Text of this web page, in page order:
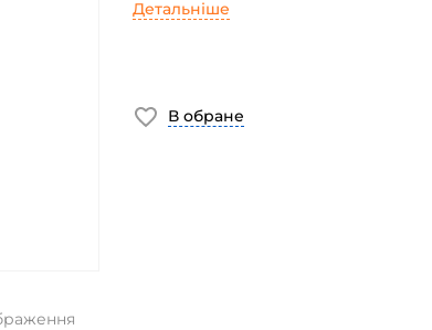
Детальніше
В обране